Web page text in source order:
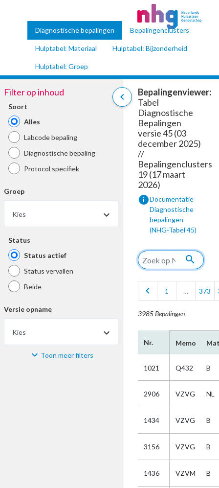
Diagnostische bepalingen Bepalingenclusters
Hulptabel: Materiaal Hulptabel: Bijzonderheid
Hulptabel: Groep
chevron_left
Filter op inhoud
Soort
Alles
Labcode bepaling
Diagnostische bepaling
Protocol specifiek
Groep
Kies
Status
Status actief
Status vervallen
Beide
Versie opname
Kies
Materiaal Toon meer filters
Bepalingenviewer:
Tabel
Diagnostische
Bepalingen
versie 45 (03
december 2025)
//
Bepalingenclusters
19 (17 maart
2026)
infoDocumentatie
Diagnostische
bepalingen
(NHG-Tabel 45)
search
chevron_left 1 … 373
3985 Bepalingen
Nr. Memo
1021 Q432 B
2906 VZVG NL
1434 VZVG B
3156 VZVG B
1436 VZVM B